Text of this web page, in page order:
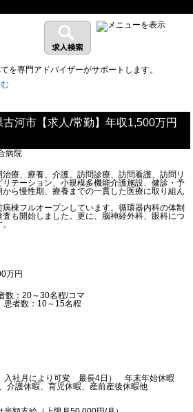
河市【求人/常勤】年収1,500万円
療、療養、介護、訪問診療、訪問看護、訪問リ
テーション、小規模多機能介護施設、健診・予
ら慢性期、療養までの一貫した医療に取り組ん
棟フルオープンしています。循環器内科の体制
も開始しました。更に、脳神経外科、眼科につ
万円
数：20～30名程/コマ
患者数：10～15名程
入社月により可変 最長4日） 年末年始休暇
介護休暇、育児休暇、産前産後休暇他